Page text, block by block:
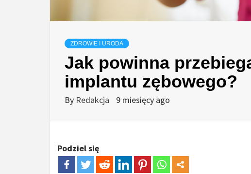
ZDROWIE I URODA
Jak powinna
implantu zębowego?
By Redakcja 9 miesięcy ago
Podziel się